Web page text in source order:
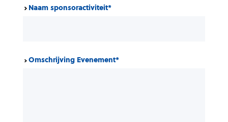
Naam sponsoractiviteit*
Omschrijving Evenement*